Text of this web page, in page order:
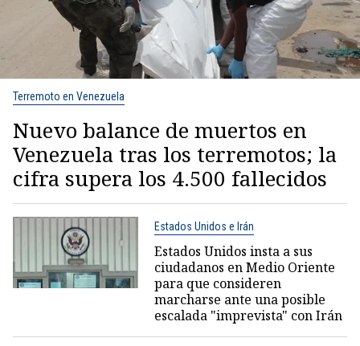
Terremoto en Venezuela
Nuevo balance de muertos en
Venezuela tras los terremotos; la
cifra supera los 4.500 fallecidos
Estados Unidos e Irán
Estados Unidos insta a sus
ciudadanos en Medio Oriente
para que consideren
marcharse ante una posible
escalada "imprevista" con Irán